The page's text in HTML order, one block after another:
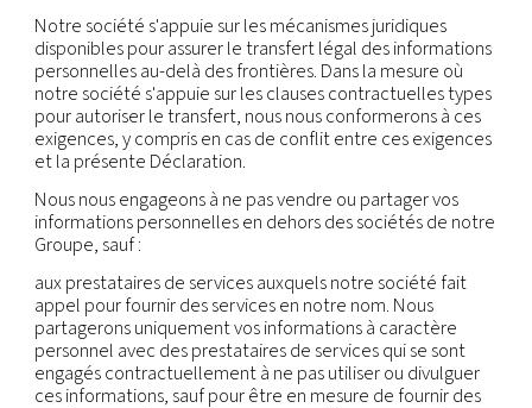
propriété, la propriété ou la sécurité d'autrui, ou
nécessaire pour soutenir les fonctions d'audit
conformité et de bonne gouvernance.
Fusions et acquisitions :les informations à
personnel peuvent être transférées à toute
ferait l'acquisition de tout ou partie des actions
actifs de notre société ou de ses opérations
en cas de vente, de fusion, de liquidation, de
dans d'autres circonstances.
Sociétés affiliées :nous pouvons également
partager des informations avec nos sociétés
vertu de la loi en vigueur.